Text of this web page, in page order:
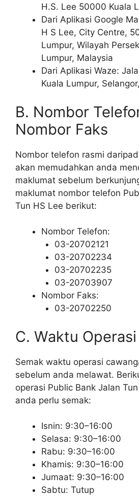
H.S. Lee 50000 Kuala
Dari Aplikasi Google
H S Lee, City Centre,
Lumpur, Wilayah
Lumpur, Malaysia
Dari Aplikasi Waze:
Kuala Lumpur,
B. Nombor
Nombor Faks
Nombor telefon rasmi
akan memudahkan anda
maklumat sebelum
maklumat nombor telefon
Tun HS Lee berikut:
Nombor Telefon:
03-20702121
03-20702234
03-20702235
03-20703907
Nombor Faks:
03-20702250
C. Waktu
Semak waktu operasi
sebelum anda melawat.
operasi Public Bank Jalan
anda perlu semak:
Isnin: 9:30–16:00
Selasa: 9:30–16:00
Rabu: 9:30–16:00
Khamis: 9:30–16:00
Jumaat: 9:30–16:00
Sabtu: Tutup